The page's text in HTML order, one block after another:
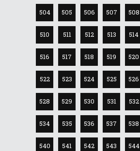
504 505 506 507 508
510 511 512 513 514
516 517 518 519 520
522 523 524 525 526
528 529 530 531 532
534 535 536 537 538
540 541 542 543 544